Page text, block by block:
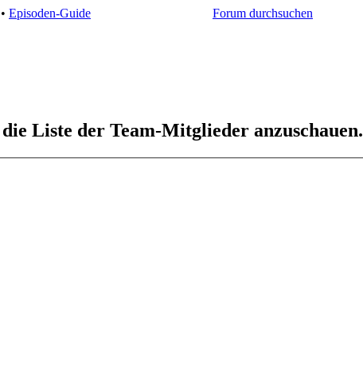
• Episoden-Guide Forum durchsuchen
Liste der Team-Mitglieder anzuschauen.